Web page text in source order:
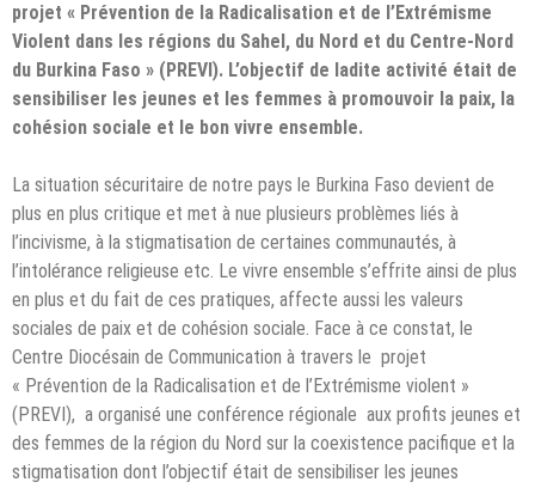
projet « Prévention de la Radicalisation et de l’Extrémisme
Violent dans les régions du Sahel, du Nord et du Centre-Nord
du Burkina Faso » (PREVI). L’objectif de ladite activité était de
sensibiliser les jeunes et les femmes à promouvoir la paix, la
cohésion sociale et le bon vivre ensemble.
La situation sécuritaire de notre pays le Burkina Faso devient de
plus en plus critique et met à nue plusieurs problèmes liés à
l’incivisme, à la stigmatisation de certaines communautés, à
l’intolérance religieuse etc. Le vivre ensemble s’effrite ainsi de plus
en plus et du fait de ces pratiques, affecte aussi les valeurs
sociales de paix et de cohésion sociale. Face à ce constat, le
Centre Diocésain de Communication à travers le projet
« Prévention de la Radicalisation et de l’Extrémisme violent »
(PREVI), a organisé une conférence régionale aux profits jeunes et
des femmes de la région du Nord sur la coexistence pacifique et la
stigmatisation dont l’objectif était de sensibiliser les jeunes